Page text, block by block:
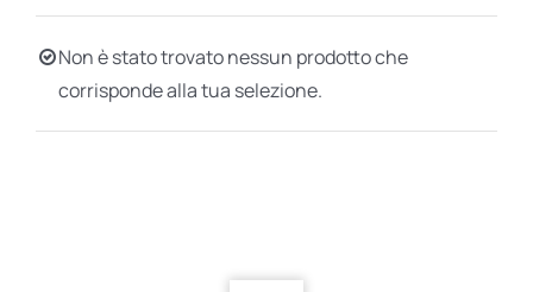
BIOGRAFIE
ATTUALITÀ
Non è stato trovato nessun prodotto che
corrisponde alla tua selezione.